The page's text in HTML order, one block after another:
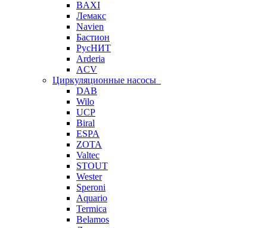
BAXI
Лемакс
Navien
Бастион
РусНИТ
Arderia
ACV
Циркуляционные насосы
DAB
Wilo
UCP
Biral
ESPA
ZOTA
Valtec
STOUT
Wester
Speroni
Aquario
Termica
Belamos